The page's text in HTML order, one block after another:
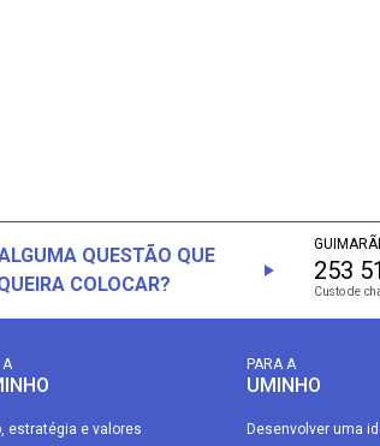
QUESTÃO QUE
COLOCAR?
253
Custo de
A
estratégia e valores
PARA A
UMINHO
Desenvolver uma